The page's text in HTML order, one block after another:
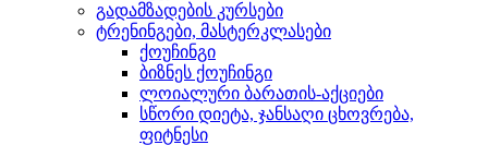
გადამზადების კურსები
ტრენინგები, მასტერკლასები
ქოუჩინგი
ბიზნეს ქოუჩინგი
ლოიალური ბარათის-აქციები
სწორი დიეტა, ჯანსაღი ცხოვრება,
ფიტნესი